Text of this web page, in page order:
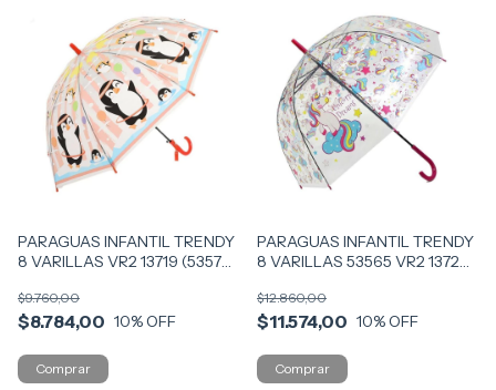
PARAGUAS INFANTIL TRENDY
8 VARILLAS VR2 13719 (53570)
$8.784,00
$9.760,00
10% OFF
PARAGUAS INFANTIL TRENDY
8 VARILLAS 53565 VR2 13726
$11.574,00
$12.860,00
10% OFF